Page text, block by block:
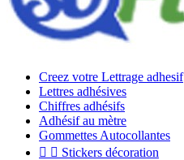
Creez votre Lettrage adhesif
Lettres adhésives
Chiffres adhésifs
Adhésif au mètre
Gommettes Autocollantes
  Stickers décoration